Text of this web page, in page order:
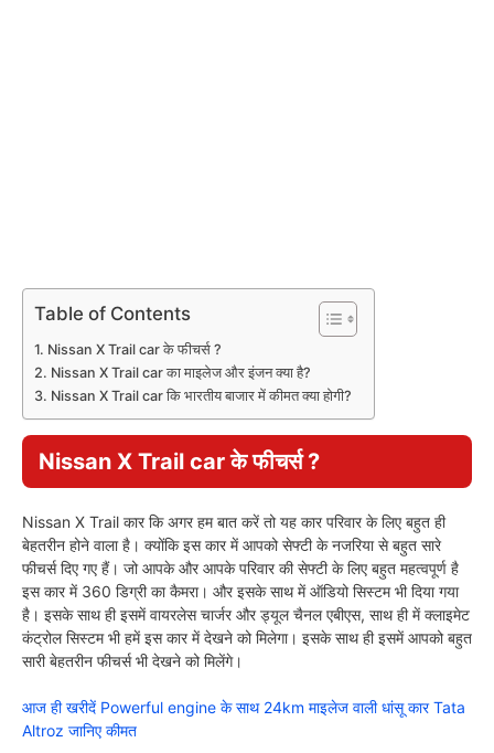
Table of Contents
Nissan X Trail car के फीचर्स ?
Nissan X Trail car का माइलेज और इंजन क्या है?
Nissan X Trail car कि भारतीय बाजार में कीमत क्या होगी?
Nissan X Trail car के फीचर्स ?
Nissan X Trail कार कि अगर हम बात करें तो यह कार परिवार के लिए बहुत ही
बेहतरीन होने वाला है। क्योंकि इस कार में आपको सेफ्टी के नजरिया से बहुत सारे
फीचर्स दिए गए हैं। जो आपके और आपके परिवार की सेफ्टी के लिए बहुत महत्वपूर्ण है
इस कार में 360 डिग्री का कैमरा। और इसके साथ में ऑडियो सिस्टम भी दिया गया
है। इसके साथ ही इसमें वायरलेस चार्जर और ड्यूल चैनल एबीएस, साथ ही में क्लाइमेट
कंट्रोल सिस्टम भी हमें इस कार में देखने को मिलेगा। इसके साथ ही इसमें आपको बहुत
सारी बेहतरीन फीचर्स भी देखने को मिलेंगे।
आज ही खरीदें Powerful engine के साथ 24km माइलेज वाली धांसू कार Tata
Altroz जानिए कीमत